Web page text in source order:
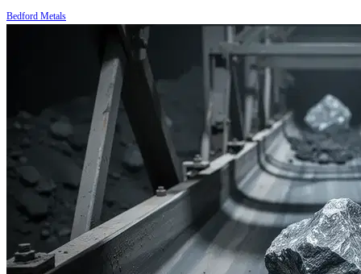
Bedford Metals